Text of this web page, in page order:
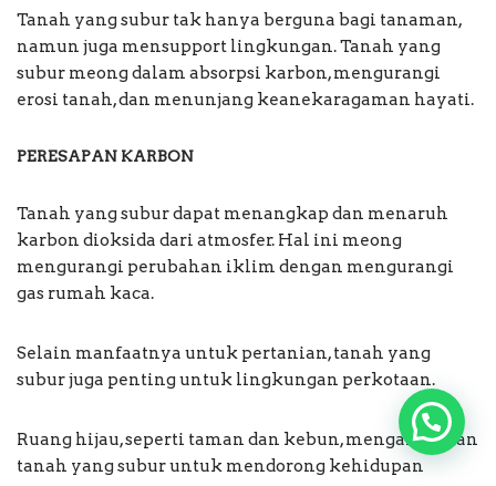
Tanah yang subur tak hanya berguna bagi tanaman,
namun juga mensupport lingkungan. Tanah yang
subur meong dalam absorpsi karbon, mengurangi
erosi tanah, dan menunjang keanekaragaman hayati.
PERESAPAN KARBON
Tanah yang subur dapat menangkap dan menaruh
karbon dioksida dari atmosfer. Hal ini meong
mengurangi perubahan iklim dengan mengurangi
gas rumah kaca.
Selain manfaatnya untuk pertanian, tanah yang
subur juga penting untuk lingkungan perkotaan.
Ruang hijau, seperti taman dan kebun, mengandalkan
tanah yang subur untuk mendorong kehidupan